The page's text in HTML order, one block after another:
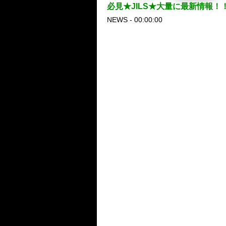
必見★JILS★大量に最新情報！
NEWS - 00:00:00